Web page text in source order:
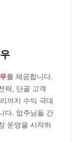
를 제공합니다.
략, 단골 고객
까지 수익 극대
다. 업주님들 간
운영을 시작하